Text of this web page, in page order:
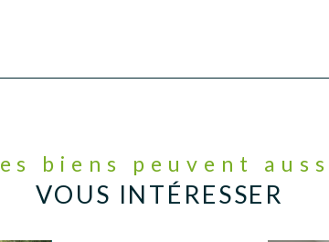
Ces biens peuvent
VOUS INTÉRESSER